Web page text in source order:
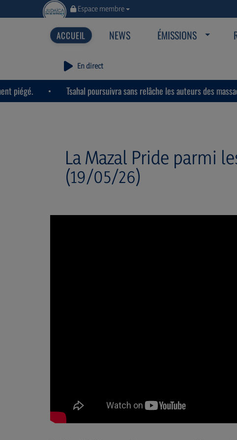
Espace membre
NEWS ÉMISSIONS
En direct
Tsahal poursuivra sans relâche les auteurs des massacres du
La Mazal Pride parmi
(19/05/26)